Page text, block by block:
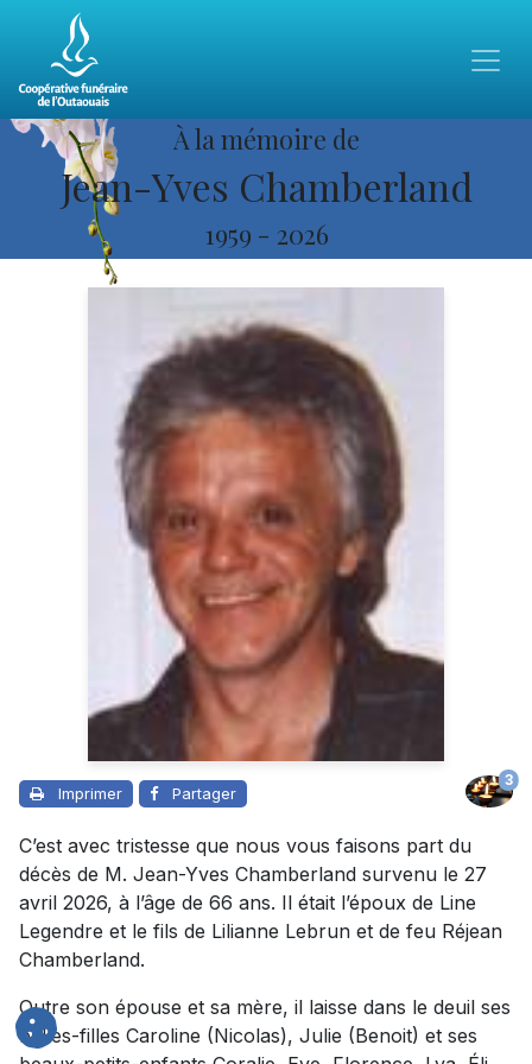
À la mémoire de
Jean-Yves Chamberland
1959 - 2026
Imprimer Partager
3
C’est avec tristesse que nous vous faisons part du
décès de M. Jean-Yves Chamberland survenu le 27
avril 2026, à l’âge de 66 ans. Il était l’époux de Line
Legendre et le fils de Lilianne Lebrun et de feu Réjean
Chamberland.
Outre son épouse et sa mère, il laisse dans le deuil ses
belles-filles Caroline (Nicolas), Julie (Benoit) et ses